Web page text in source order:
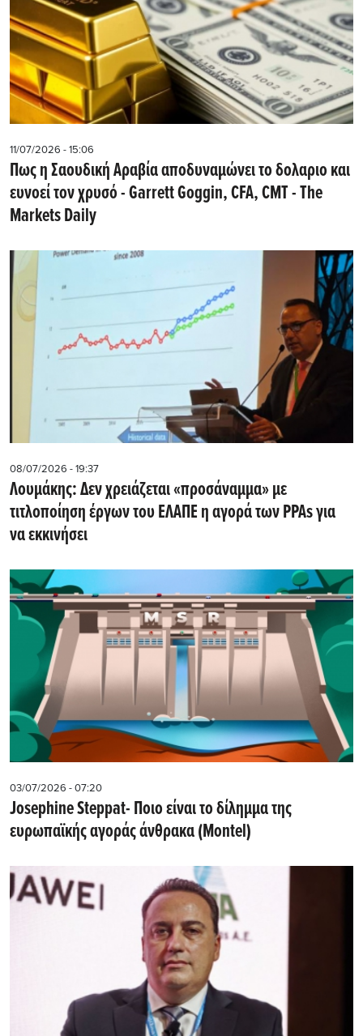
11/07/2026 - 15:06
Πως η Σαουδική Αραβία αποδυναμώνει το δολαριο και
ευνοεί τον χρυσό - Garrett Goggin, CFA, CMT - The
Markets Daily
08/07/2026 - 19:37
Λουμάκης: Δεν χρειάζεται «προσάναμμα» με
τιτλοποίηση έργων του ΕΛΑΠΕ η αγορά των PPAs για
να εκκινήσει
03/07/2026 - 07:20
Josephine Steppat- Ποιο είναι το δίλημμα της
ευρωπαϊκής αγοράς άνθρακα (Montel)